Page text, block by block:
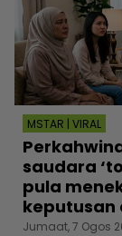
MSTAR | VIRAL
saudara
pula
keputusan
Jumaat, 7 Ogos